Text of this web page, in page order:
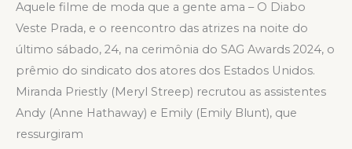
Aquele filme de moda que a gente ama – O Diabo
Veste Prada, e o reencontro das atrizes na noite do
último sábado, 24, na cerimônia do SAG Awards 2024, o
prêmio do sindicato dos atores dos Estados Unidos.
Miranda Priestly (Meryl Streep) recrutou as assistentes
Andy (Anne Hathaway) e Emily (Emily Blunt), que
ressurgiram